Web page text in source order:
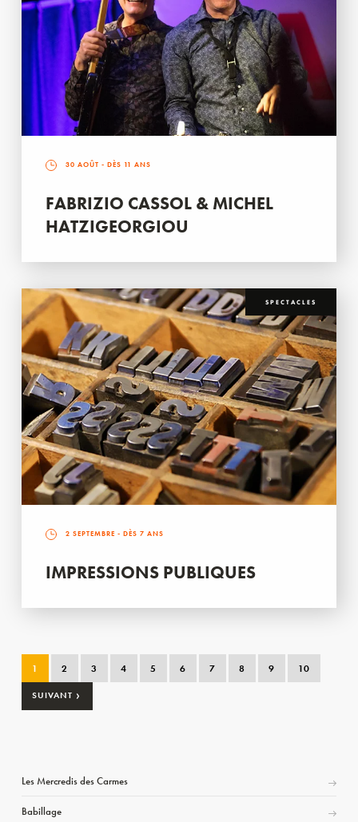
30 AOÛT - DÈS 11 ANS
FABRIZIO CASSOL & MICHEL
HATZIGEORGIOU
SPECTACLES
2 SEPTEMBRE - DÈS 7 ANS
IMPRESSIONS PUBLIQUES
1 2 3 4 5 6 7 8 9 10
SUIVANT ›
Les Mercredis des Carmes
Babillage